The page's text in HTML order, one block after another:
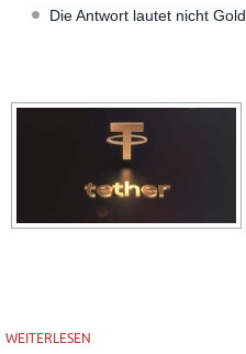
Die Antwort lautet nicht
WEITERLESEN